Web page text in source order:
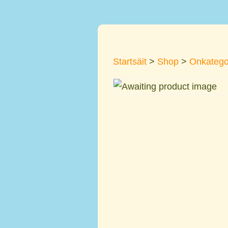
Startsäit > Shop >